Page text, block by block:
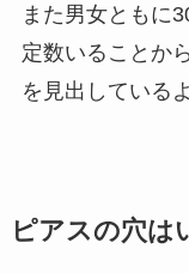
また男女ともに
定数いることか
を見出している
ピアスの穴は